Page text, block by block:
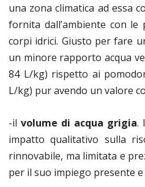
una zona climatica ad essa
fornita dall’ambiente con
corpi idrici. Giusto per fare
un minore rapporto acqua
84 L/kg) rispetto ai
L/kg) pur avendo un valore
-il volume di acqua grigia.
impatto qualitativo sulla
rinnovabile, ma limitata e
per il suo impiego presente